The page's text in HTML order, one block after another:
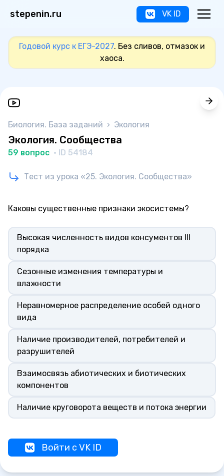
stepenin.ru VK ID
Годовой курс к ЕГЭ-2027. Без сливов, отмазок и
хаоса.
Биология. База заданий › Экология
Экология. Сообщества
59 вопрос · ID 54184
Тест из урока «25. Экология. Сообщества»
Каковы существенные признаки экосистемы?
Высокая численность видов консументов III
порядка
Сезонные изменения температуры и
влажности
Неравномерное распределение особей одного
вида
Наличие производителей, потребителей и
разрушителей
Взаимосвязь абиотических и биотических
компонентов
Наличие круговорота веществ и потока энергии
Войти с VK ID